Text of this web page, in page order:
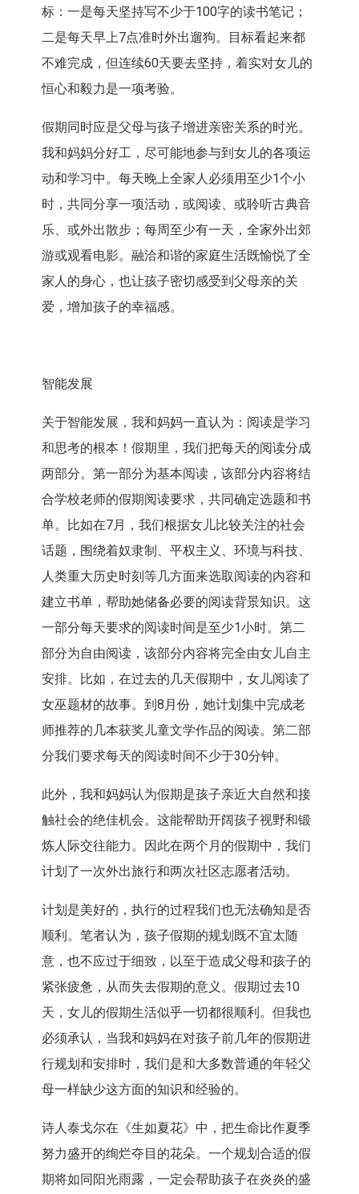
标：一是每天坚持写不少于100字的读书笔记；
二是每天早上7点准时外出遛狗。目标看起来都
不难完成，但连续60天要去坚持，着实对女儿的
恒心和毅力是一项考验。
假期同时应是父母与孩子增进亲密关系的时光。
我和妈妈分好工，尽可能地参与到女儿的各项运
动和学习中。每天晚上全家人必须用至少1个小
时，共同分享一项活动，或阅读、或聆听古典音
乐、或外出散步；每周至少有一天，全家外出郊
游或观看电影。融洽和谐的家庭生活既愉悦了全
家人的身心，也让孩子密切感受到父母亲的关
爱，增加孩子的幸福感。
智能发展
关于智能发展，我和妈妈一直认为：阅读是学习
和思考的根本！假期里，我们把每天的阅读分成
两部分。第一部分为基本阅读，该部分内容将结
合学校老师的假期阅读要求，共同确定选题和书
单。比如在7月，我们根据女儿比较关注的社会
话题，围绕着奴隶制、平权主义、环境与科技、
人类重大历史时刻等几方面来选取阅读的内容和
建立书单，帮助她储备必要的阅读背景知识。这
一部分每天要求的阅读时间是至少1小时。第二
部分为自由阅读，该部分内容将完全由女儿自主
安排。比如，在过去的几天假期中，女儿阅读了
女巫题材的故事。到8月份，她计划集中完成老
师推荐的几本获奖儿童文学作品的阅读。第二部
分我们要求每天的阅读时间不少于30分钟。
此外，我和妈妈认为假期是孩子亲近大自然和接
触社会的绝佳机会。这能帮助开阔孩子视野和锻
炼人际交往能力。因此在两个月的假期中，我们
计划了一次外出旅行和两次社区志愿者活动。
计划是美好的，执行的过程我们也无法确知是否
顺利。笔者认为，孩子假期的规划既不宜太随
意，也不应过于细致，以至于造成父母和孩子的
紧张疲惫，从而失去假期的意义。假期过去10
天，女儿的假期生活似乎一切都很顺利。但我也
必须承认，当我和妈妈在对孩子前几年的假期进
行规划和安排时，我们是和大多数普通的年轻父
母一样缺少这方面的知识和经验的。
诗人泰戈尔在《生如夏花》中，把生命比作夏季
努力盛开的绚烂夺目的花朵。一个规划合适的假
期将如同阳光雨露，一定会帮助孩子在炎炎的盛